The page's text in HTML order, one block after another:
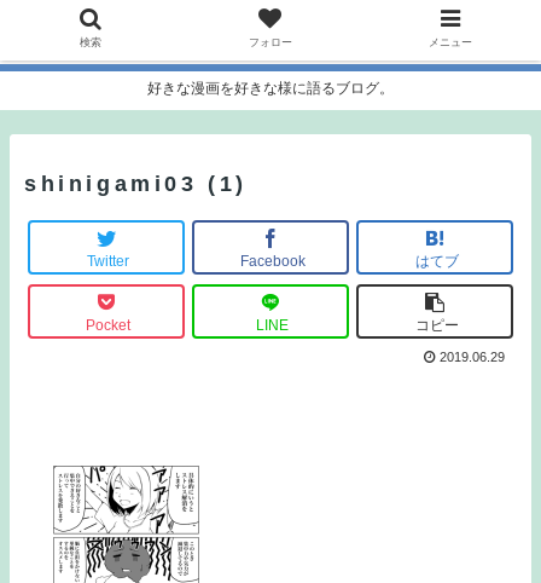
好きな漫画を好きな様に語るブログ。
shinigami03 (1)
Twitter Facebook はてブ
Pocket LINE コピー
2019.06.29
検索 フォロー メニュー